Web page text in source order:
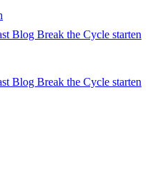
Blog Break the Cycle starten
Blog Break the Cycle starten